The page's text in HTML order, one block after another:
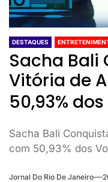
DESTAQUES
Sacha Bali
Vitória de
50,93%
Sacha Bali
com 50,93% dos
Jornal Do Rio De Janeiro